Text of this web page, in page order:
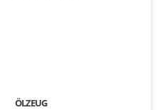
ÖLZEUG